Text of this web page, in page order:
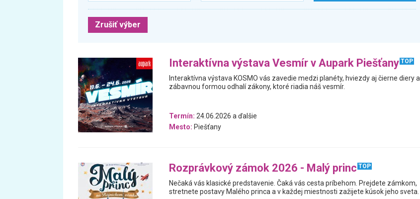
Zrušiť výber
Interaktívna výstava Vesmír v Aupark Piešťany TOP
Interaktívna výstava KOSMO vás zavedie medzi planéty, hviezdy aj čierne diery a
zábavnou formou odhalí zákony, ktoré riadia náš vesmír.
Termín: 24.06.2026 a ďalšie
Mesto: Piešťany
Rozprávkový zámok 2026 - Malý princ TOP
Nečaká vás klasické predstavenie. Čaká vás cesta príbehom. Prejdete zámkom,
stretnete postavy Malého princa a v každej miestnosti zažijete kúsok jeho sveta.